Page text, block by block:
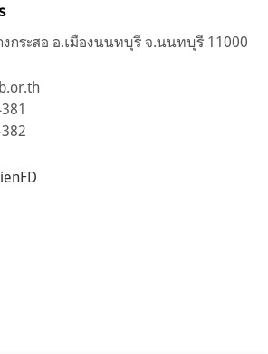
กระสอ อ.เมืองนนทบุรี จ.นนทบุรี 11000